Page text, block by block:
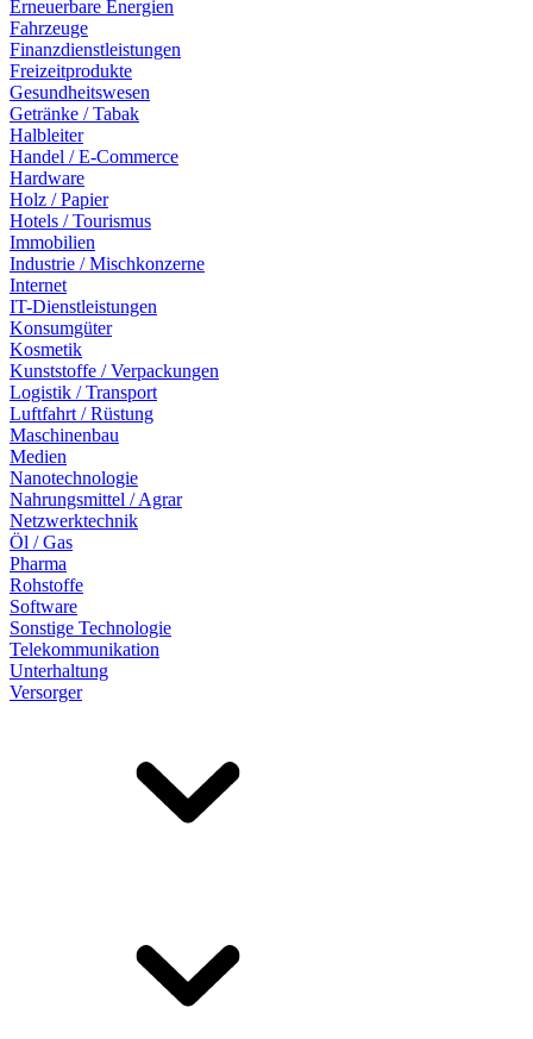
Erneuerbare Energien
Fahrzeuge
Finanzdienstleistungen
Freizeitprodukte
Gesundheitswesen
Getränke / Tabak
Halbleiter
Handel / E-Commerce
Hardware
Holz / Papier
Hotels / Tourismus
Immobilien
Industrie / Mischkonzerne
Internet
IT-Dienstleistungen
Konsumgüter
Kosmetik
Kunststoffe / Verpackungen
Logistik / Transport
Luftfahrt / Rüstung
Maschinenbau
Medien
Nanotechnologie
Nahrungsmittel / Agrar
Netzwerktechnik
Öl / Gas
Pharma
Rohstoffe
Software
Sonstige Technologie
Telekommunikation
Unterhaltung
Versorger